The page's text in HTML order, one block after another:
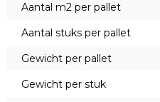
Aantal m2 per pallet
Aantal stuks per pallet
Gewicht per pallet
Gewicht per stuk